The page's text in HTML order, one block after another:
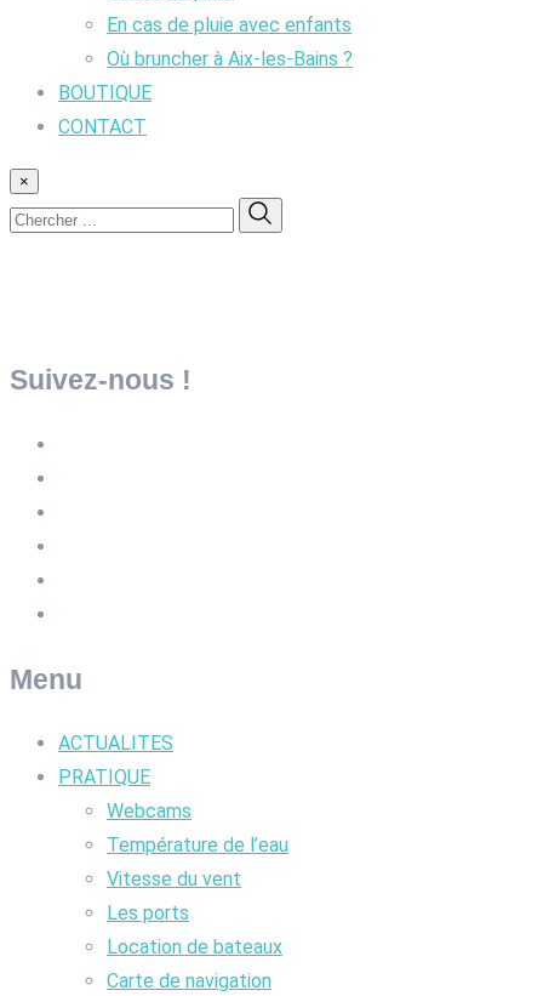
En cas de pluie avec enfants
Où bruncher à Aix-les-Bains ?
BOUTIQUE
CONTACT
×
Suivez-nous !
Menu
ACTUALITES
PRATIQUE
Webcams
Température de l’eau
Vitesse du vent
Les ports
Location de bateaux
Carte de navigation